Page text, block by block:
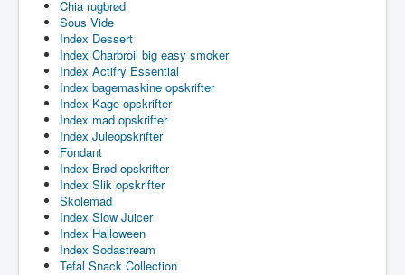
Chia rugbrød
Sous Vide
Index Dessert
Index Charbroil big easy smoker
Index Actifry Essential
Index bagemaskine opskrifter
Index Kage opskrifter
Index mad opskrifter
Index Juleopskrifter
Fondant
Index Brød opskrifter
Index Slik opskrifter
Skolemad
Index Slow Juicer
Index Halloween
Index Sodastream
Tefal Snack Collection